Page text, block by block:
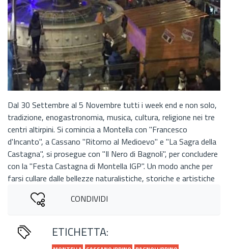
Dal 30 Settembre al 5 Novembre tutti i week end e non solo,
tradizione, enogastronomia, musica, cultura, religione nei tre
centri altirpini. Si comincia a Montella con "Francesco
d'Incanto", a Cassano "Ritorno al Medioevo" e "La Sagra della
Castagna", si prosegue con "Il Nero di Bagnoli", per concludere
con la "Festa Castagna di Montella IGP". Un modo anche per
farsi cullare dalle bellezze naturalistiche, storiche e artistiche
CONDIVIDI
ETICHETTA: